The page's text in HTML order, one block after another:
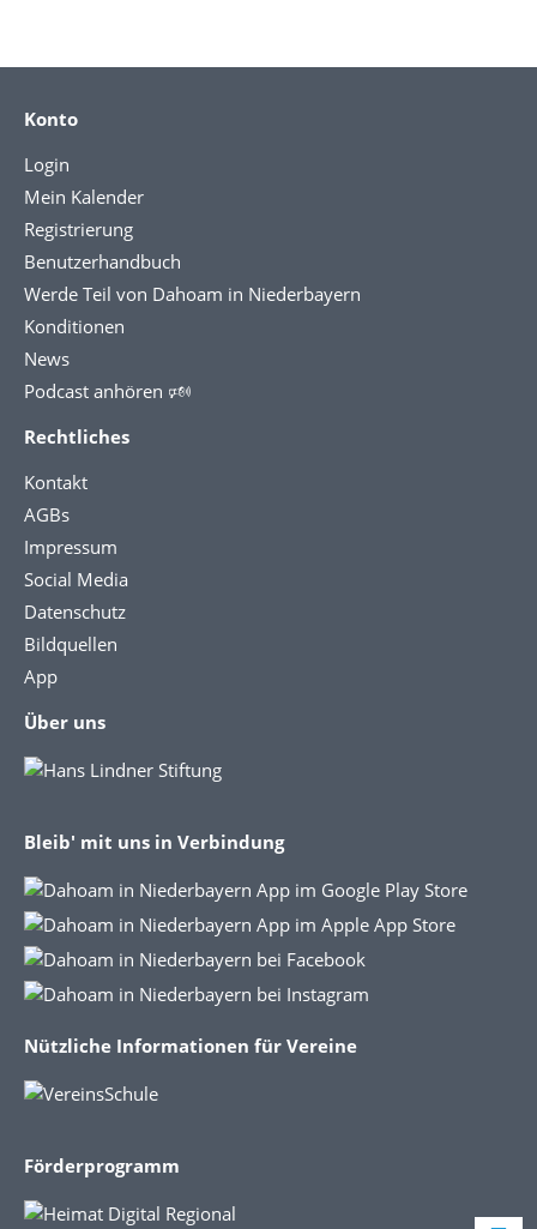
Konto
Login
Mein Kalender
Registrierung
Benutzerhandbuch
Werde Teil von Dahoam in Niederbayern
Konditionen
News
Podcast anhören 🕬
Rechtliches
Kontakt
AGBs
Impressum
Social Media
Datenschutz
Bildquellen
App
Über uns
Bleib' mit uns in Verbindung
Nützliche Informationen für Vereine
Förderprogramm